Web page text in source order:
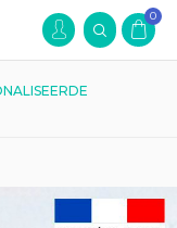
0